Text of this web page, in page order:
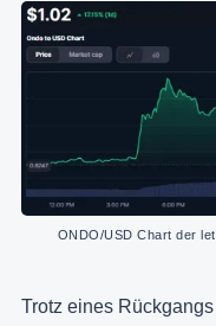
ONDO/USD Chart der
Trotz eines